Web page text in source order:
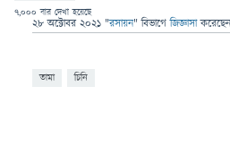
7,000 বার দেখা হয়েছে
28 অক্টোবর 2021 "রসায়ন" বিভাগে জিজ্ঞাসা
তামা চিনি